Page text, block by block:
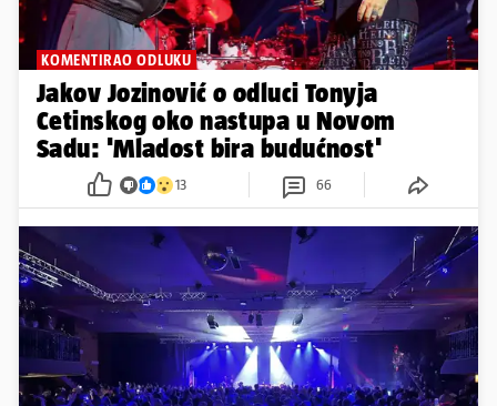
KOMENTIRAO ODLUKU
Jakov Jozinović o odluci Tonyja
Cetinskog oko nastupa u Novom
Sadu: 'Mladost bira budućnost'
13 66